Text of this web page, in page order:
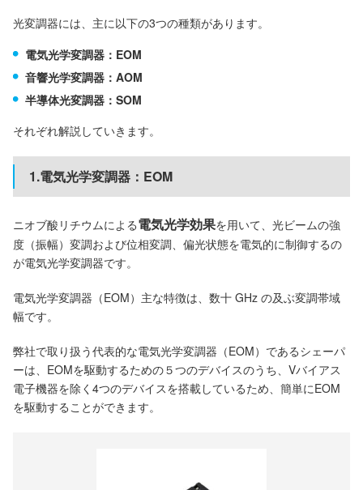
光変調器には、主に以下の3つの種類があります。
電気光学変調器：EOM
音響光学変調器：AOM
半導体光変調器：SOM
それぞれ解説していきます。
1.電気光学変調器：EOM
ニオブ酸リチウムによる電気光学効果を用いて、光ビームの強
度（振幅）変調および位相変調、偏光状態を電気的に制御するの
が電気光学変調器です。
電気光学変調器（EOM）主な特徴は、数十 GHz の及ぶ変調帯域
幅です。
弊社で取り扱う代表的な電気光学変調器（EOM）であるシェーパ
ーは、EOMを駆動するための５つのデバイスのうち、Vバイアス
電子機器を除く4つのデバイスを搭載しているため、簡単にEOM
を駆動することができます。